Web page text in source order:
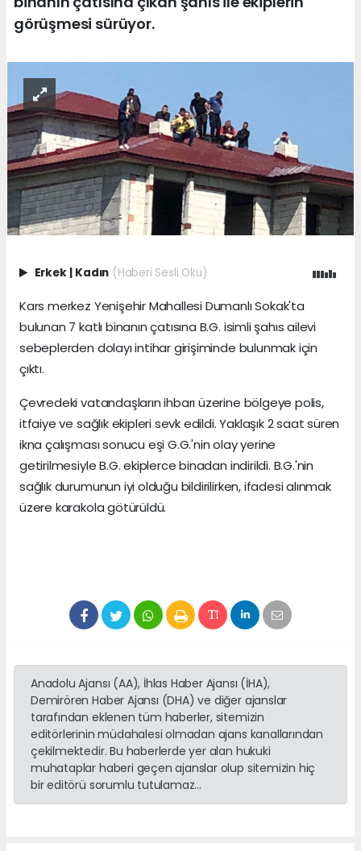
görüşmesi sürüyor.
Erkek | Kadın (Haberi Sesli Oku)
Kars merkez Yenişehir Mahallesi Dumanlı Sokak'ta
bulunan 7 katlı binanın çatısına B.G. isimli şahıs ailevi
sebeplerden dolayı intihar girişiminde bulunmak için
çıktı.
Çevredeki vatandaşların ihbarı üzerine bölgeye polis,
itfaiye ve sağlık ekipleri sevk edildi. Yaklaşık 2 saat süren
ikna çalışması sonucu eşi G.G.'nin olay yerine
getirilmesiyle B.G. ekiplerce binadan indirildi. B.G.'nin
sağlık durumunun iyi olduğu bildirilirken, ifadesi alınmak
üzere karakola götürüldü.
Anadolu Ajansı (AA), İhlas Haber Ajansı (İHA),
Demirören Haber Ajansı (DHA) ve diğer ajanslar
tarafından eklenen tüm haberler, sitemizin
editörlerinin müdahalesi olmadan ajans kanallarından
çekilmektedir. Bu haberlerde yer alan hukuki
muhataplar haberi geçen ajanslar olup sitemizin hiç
bir editörü sorumlu tutulamaz...